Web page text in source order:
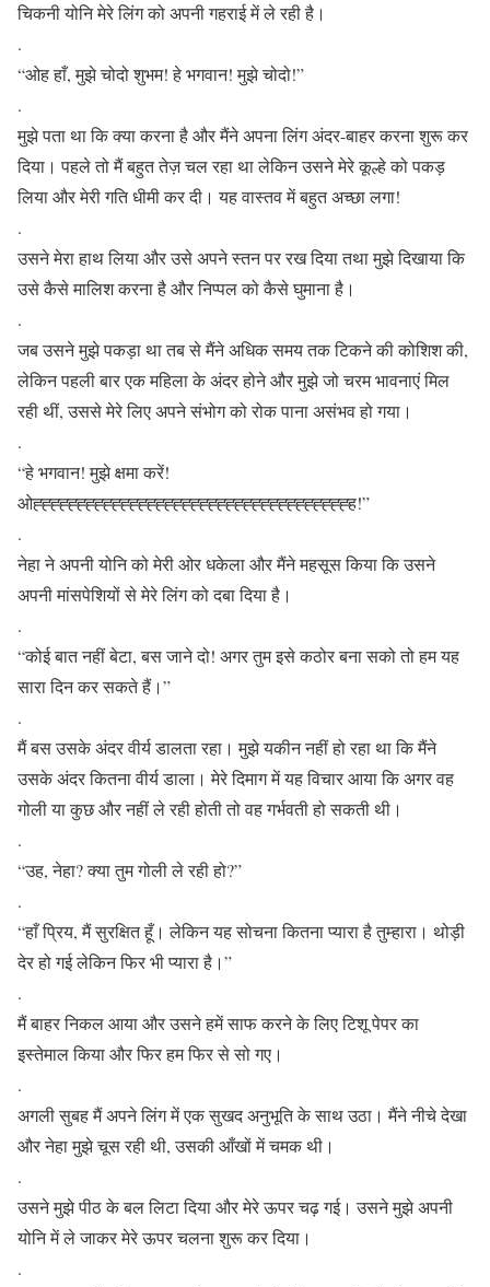
चिकनी योनि मेरे लिंग को अपनी गहराई में ले रही है।
.
“ओह हाँ, मुझे चोदो शुभम! हे भगवान! मुझे चोदो!”
.
मुझे पता था कि क्या करना है और मैंने अपना लिंग अंदर-बाहर करना शुरू कर
दिया। पहले तो मैं बहुत तेज़ चल रहा था लेकिन उसने मेरे कूल्हे को पकड़
लिया और मेरी गति धीमी कर दी। यह वास्तव में बहुत अच्छा लगा!
.
उसने मेरा हाथ लिया और उसे अपने स्तन पर रख दिया तथा मुझे दिखाया कि
उसे कैसे मालिश करना है और निप्पल को कैसे घुमाना है।
.
जब उसने मुझे पकड़ा था तब से मैंने अधिक समय तक टिकने की कोशिश की,
लेकिन पहली बार एक महिला के अंदर होने और मुझे जो चरम भावनाएं मिल
रही थीं, उससे मेरे लिए अपने संभोग को रोक पाना असंभव हो गया।
.
“हे भगवान! मुझे क्षमा करें!
ओह्ह्ह्ह्ह्ह्ह्ह्ह्ह्ह्ह्ह्ह्ह्ह्ह्ह्ह्ह्ह्ह्ह्ह्ह्ह्ह्ह्ह्ह्ह्ह्ह्ह्ह्ह्ह!”
.
नेहा ने अपनी योनि को मेरी ओर धकेला और मैंने महसूस किया कि उसने
अपनी मांसपेशियों से मेरे लिंग को दबा दिया है।
.
“कोई बात नहीं बेटा, बस जाने दो! अगर तुम इसे कठोर बना सको तो हम यह
सारा दिन कर सकते हैं।”
.
मैं बस उसके अंदर वीर्य डालता रहा। मुझे यकीन नहीं हो रहा था कि मैंने
उसके अंदर कितना वीर्य डाला। मेरे दिमाग में यह विचार आया कि अगर वह
गोली या कुछ और नहीं ले रही होती तो वह गर्भवती हो सकती थी।
.
“उह, नेहा? क्या तुम गोली ले रही हो?”
.
“हाँ प्रिय, मैं सुरक्षित हूँ। लेकिन यह सोचना कितना प्यारा है तुम्हारा। थोड़ी
देर हो गई लेकिन फिर भी प्यारा है।”
.
मैं बाहर निकल आया और उसने हमें साफ करने के लिए टिशू पेपर का
इस्तेमाल किया और फिर हम फिर से सो गए।
.
अगली सुबह मैं अपने लिंग में एक सुखद अनुभूति के साथ उठा। मैंने नीचे देखा
और नेहा मुझे चूस रही थी, उसकी आँखों में चमक थी।
.
उसने मुझे पीठ के बल लिटा दिया और मेरे ऊपर चढ़ गई। उसने मुझे अपनी
योनि में ले जाकर मेरे ऊपर चलना शुरू कर दिया।
.